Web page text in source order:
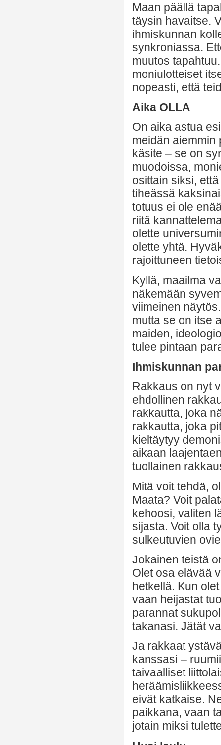
Maan päällä
täysin havaitse.
ihmiskunnan
synkroniassa.
muutos
moniulotteiset
nopeasti, että
Aika OLLA
On aika astua
meidän aiemmin
käsite – se on
muodoissa,
osittain siksi,
tiheässä
totuus ei ole
riitä
olette
olette yhtä.
rajoittuneen
Kyllä, maailma
näkemään
viimeinen
mutta se on itse
maiden,
tulee pintaan
Ihmiskunnan
Rakkaus on nyt
ehdollinen
rakkautta, joka
rakkautta, joka
kieltäytyy
aikaan
tuollainen
Mitä voit tehdä,
Maata? Voit
kehoosi, valiten
sijasta. Voit olla
sulkeutuvien
Jokainen teistä
Olet osa elävää
hetkellä. Kun
vaan heijastat
parannat
takanasi. Jätät
Ja rakkaat
kanssasi –
taivaalliset
eivät katkaise.
paikkana, vaan
jotain miksi